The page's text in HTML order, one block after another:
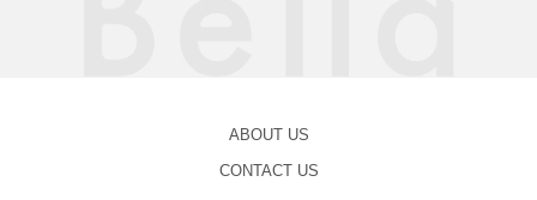
ABOUT US
CONTACT US